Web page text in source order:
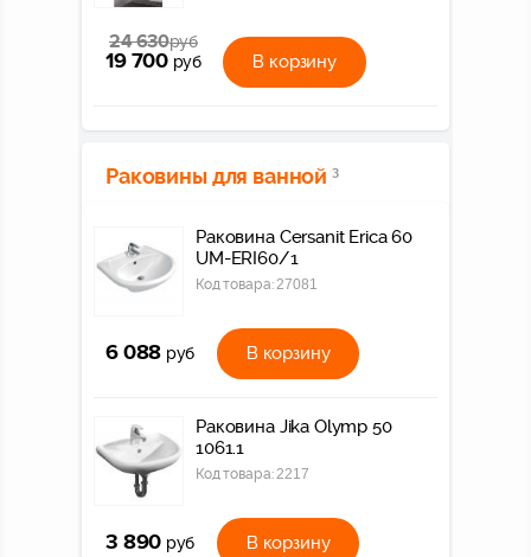
24 630руб
19 700 руб В корзину
Раковины для ванной 3
Раковина Cersanit Erica 60
UM-ERI60/1
Код товара: 27081
6 088 руб В корзину
Раковина Jika Olymp 50
1061.1
Код товара: 2217
3 890 руб В корзину